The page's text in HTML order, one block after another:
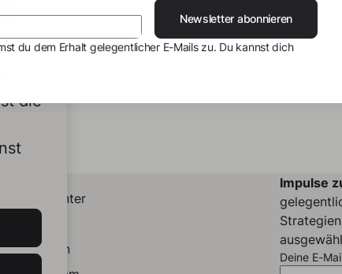
die
Impulse
Deine E-
Helpcenter
LinkedIn
Newsletter abonnieren
du dem Erhalt gelegentlicher E-Mails zu. Du kannst dich